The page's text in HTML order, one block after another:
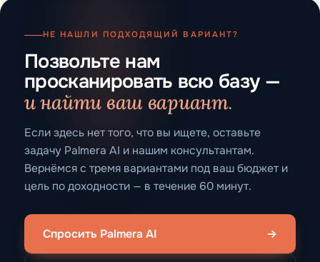
НЕ НАШЛИ ПОДХОДЯЩИЙ ВАРИАНТ?
Позвольте нам
просканировать всю базу —
и найти ваш вариант.
Если здесь нет того, что вы ищете, оставьте
задачу Palmera AI и нашим консультантам.
Вернёмся с тремя вариантами под ваш бюджет и
цель по доходности — в течение 60 минут.
Спросить Palmera AI →